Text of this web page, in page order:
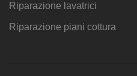
Riparazione lavatrici
Riparazione piani cottura